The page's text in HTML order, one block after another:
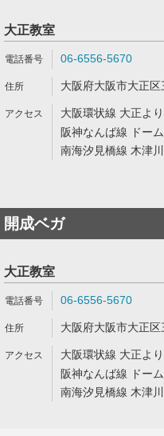
大正教室
06-6556-5670
大阪府大阪市大正
大阪環状線 大正よ
阪神なんば線 ドー
南海汐見橋線 木津
開成ベガ
大正教室
06-6556-5670
大阪府大阪市大正
大阪環状線 大正よ
阪神なんば線 ドー
南海汐見橋線 木津